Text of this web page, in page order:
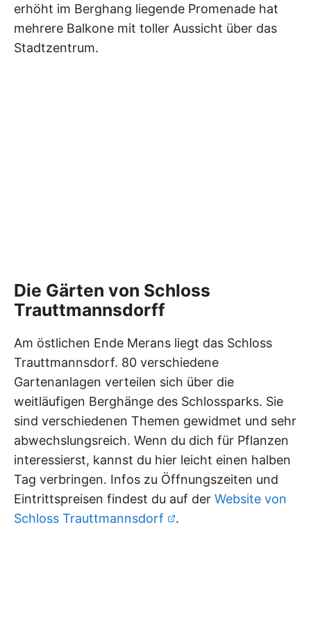
erhöht im Berghang liegende Promenade hat
mehrere Balkone mit toller Aussicht über das
Stadtzentrum.
Die Gärten von Schloss
Trauttmannsdorff
Am östlichen Ende Merans liegt das Schloss
Trauttmannsdorf. 80 verschiedene
Gartenanlagen verteilen sich über die
weitläufigen Berghänge des Schlossparks. Sie
sind verschiedenen Themen gewidmet und sehr
abwechslungsreich. Wenn du dich für Pflanzen
interessierst, kannst du hier leicht einen halben
Tag verbringen. Infos zu Öffnungszeiten und
Eintrittspreisen findest du auf der Website von
Schloss Trauttmannsdorf
.